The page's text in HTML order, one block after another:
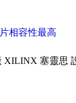
相容性最高
XILINX 塞靈思